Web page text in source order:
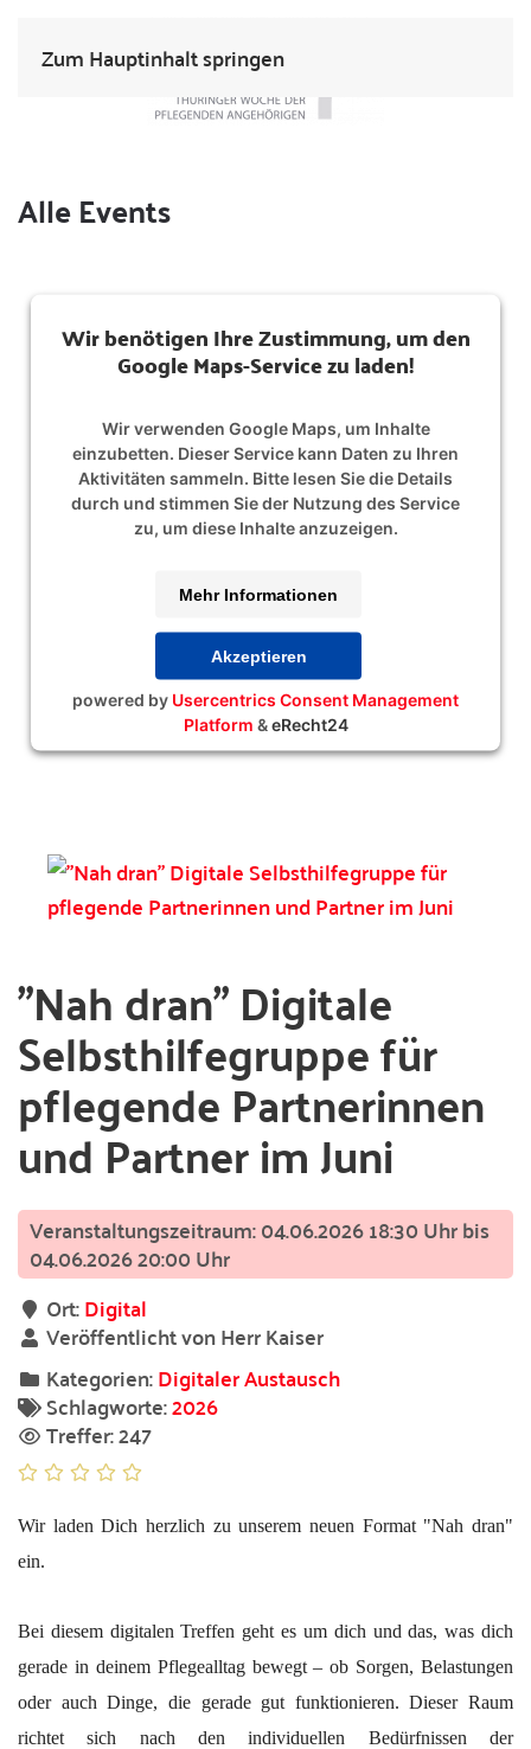
Zum Hauptinhalt springen
Alle Events
Wir benötigen Ihre Zustimmung, um den
Google Maps-Service zu laden!
Wir verwenden Google Maps, um Inhalte
einzubetten. Dieser Service kann Daten zu Ihren
Aktivitäten sammeln. Bitte lesen Sie die Details
durch und stimmen Sie der Nutzung des Service
zu, um diese Inhalte anzuzeigen.
Mehr Informationen
Akzeptieren
powered by Usercentrics Consent Management
Platform &eRecht24
"Nah dran" Digitale
Selbsthilfegruppe für
pflegende Partnerinnen
und Partner im Juni
04.06.2026 18:30 Uhr bis
04.06.2026 20:00 Uhr
Ort:Digital
Veröffentlicht von Herr Kaiser
Kategorien:Digitaler Austausch
Schlagworte:2026
Treffer: 247
Wir laden Dich herzlich zu unserem neuen Format "Nah dran"
ein.
Bei diesem digitalen Treffen geht es um dich und das, was dich
gerade in deinem Pflegealltag bewegt – ob Sorgen, Belastungen
oder auch Dinge, die gerade gut funktionieren. Dieser Raum
richtet sich nach den individuellen Bedürfnissen der